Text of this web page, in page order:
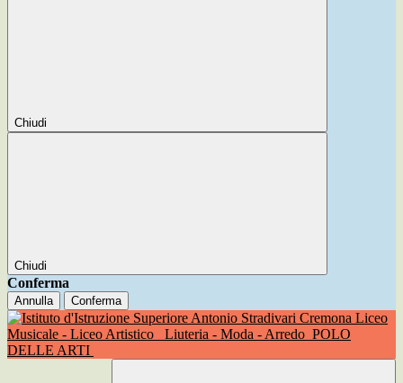
Chiudi
Chiudi
Conferma
Annulla Conferma
Liceo
Musicale - Liceo Artistico
Liuteria - Moda - Arredo POLO
DELLE ARTI